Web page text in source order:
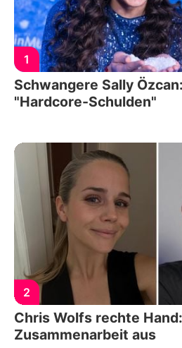
1
Schwangere Sally
"Hardcore-Schulden"
2
Chris Wolfs rechte
Zusammenarbeit aus